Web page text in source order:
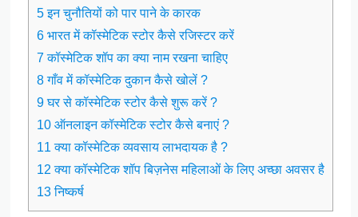
5 इन चुनौतियों को पार पाने के कारक
6 भारत में कॉस्मेटिक स्टोर कैसे रजिस्टर करें
7 कॉस्मेटिक शॉप का क्या नाम रखना चाहिए
8 गाँव में कॉस्मेटिक दुकान कैसे खोलें ?
9 घर से कॉस्मेटिक स्टोर कैसे शुरू करें ?
10 ऑनलाइन कॉस्मेटिक स्टोर कैसे बनाएं ?
11 क्या कॉस्मेटिक व्यवसाय लाभदायक है ?
12 क्या कॉस्मेटिक शॉप बिज़नेस महिलाओं के लिए अच्छा अवसर है
13 निष्कर्ष